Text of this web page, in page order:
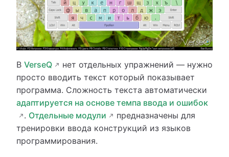
В VerseQ
нет отдельных упражнений — нужно
просто вводить текст который показывает
программа. Сложность текста автоматически
адаптируется на основе темпа ввода и ошибок
. Отдельные модули
предназначены для
тренировки ввода конструкций из языков
программирования.